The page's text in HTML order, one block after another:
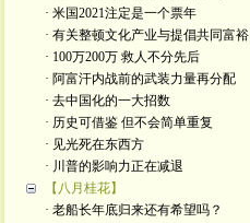
· 米国2021注定是一个票年
· 有关整顿文化产业与提倡共同富裕
· 100万200万 救人不分先后
· 阿富汗内战前的武装力量再分配
· 去中国化的一大招数
· 历史可借鉴 但不会简单重复
· 见光死在东西方
· 川普的影响力正在减退
【八月桂花】
· 老船长年底归来还有希望吗？